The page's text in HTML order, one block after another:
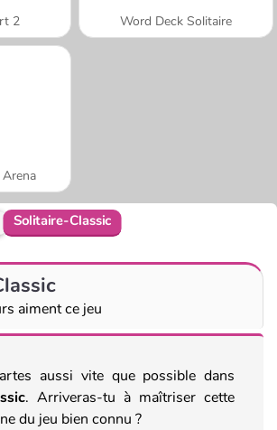
2 Word Deck Solitaire
Solitaire-Classic
aiment ce jeu
aussi vite que possible dans
. Arriveras-tu à maîtriser cette
du jeu bien connu ?